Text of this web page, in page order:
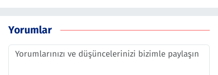
Yorumlar